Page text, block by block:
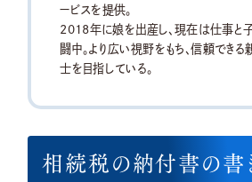
ービスを提供。
2018年に娘を出産し、現在は仕事と
闘中。より広い視野をもち、信頼でき
士を目指している。
相続税の納付書の書